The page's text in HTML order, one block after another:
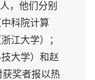
，他们分别
科院计算
江大学）；
大学）和赵
奖者报以热